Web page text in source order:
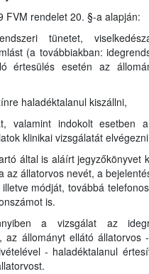
FVM rendelet 20. §-a alapján:
tünetet,
(a továbbiakban:
értesülés esetén az
haladéktalanul kiszállni,
valamint indokolt esetben
klinikai vizsgálatát
által is aláírt jegyzőkönyvet
az állatorvos nevét, a
módját, továbbá
is.
a vizsgálat az
az állományt ellátó állatorvos
- haladéktalanul